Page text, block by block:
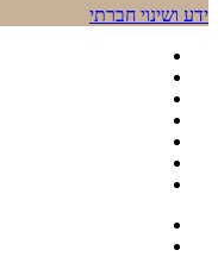
ידע ושינוי חברתי